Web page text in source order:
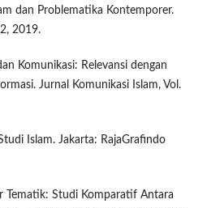
dan Problematika Kontemporer.
2019.
Komunikasi: Relevansi dengan
Jurnal Komunikasi Islam, Vol.
Islam. Jakarta: RajaGrafindo
Tematik: Studi Komparatif Antara